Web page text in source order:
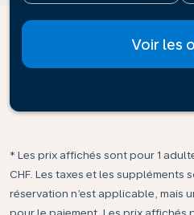
Voir les
* Les prix affichés sont pour 1
CHF. Les taxes et les suppléments
réservation n’est applicable, mais